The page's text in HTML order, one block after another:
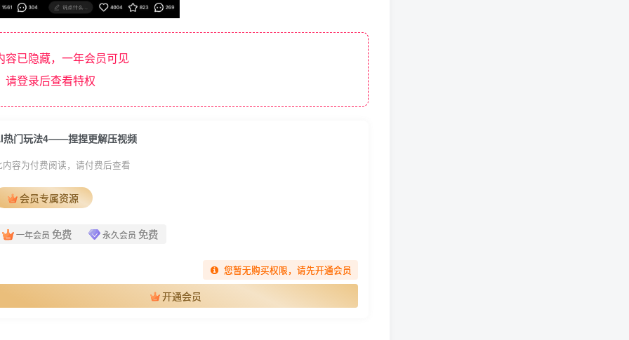
已隐藏，一年会员可见
请登录后查看特权
热门玩法4——捏捏更解压视频
内容为付费阅读，请付费后查看
会员专属资源
一年会员 免费 永久会员 免费
您暂无购买权限，请先开通会员
开通会员